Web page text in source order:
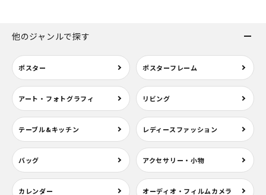
他のジャンルで探す
ポスター ポスターフレーム
アート・フォトグラフィ リビング
テーブル&キッチン レディースファッション
バッグ アクセサリー・小物
カレンダー オーディオ・フィルムカメラ